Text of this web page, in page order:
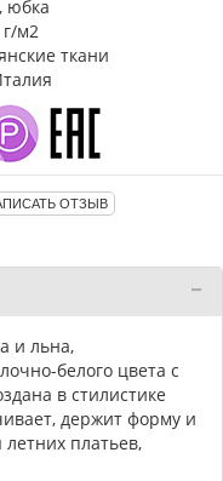
юбка
м2
ткани
ОТЗЫВ
и льна,
белого цвета с
в стилистике
держит форму и
платьев,